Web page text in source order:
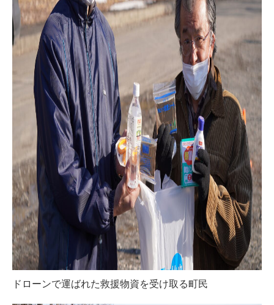
ドローンで運ばれた救援物資を受け取る町民